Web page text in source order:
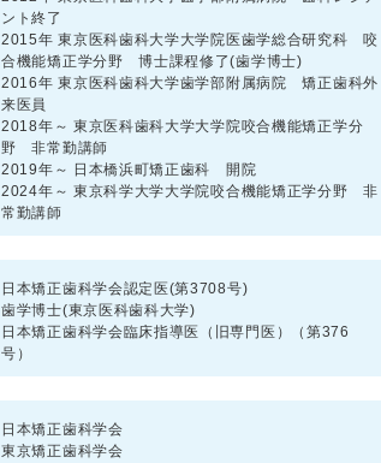
ント終了
2015年 東京医科歯科大学大学院医歯学総合研究科 咬
合機能矯正学分野 博士課程修了(歯学博士)
2016年 東京医科歯科大学歯学部附属病院 矯正歯科外
来医員
2018年～ 東京医科歯科大学大学院咬合機能矯正学分
野 非常勤講師
2019年～ 日本橋浜町矯正歯科 開院
2024年～ 東京科学大学大学院咬合機能矯正学分野 非
常勤講師
日本矯正歯科学会認定医(第3708号)
歯学博士(東京医科歯科大学)
日本矯正歯科学会臨床指導医（旧専門医）（第376
号）
日本矯正歯科学会
東京矯正歯科学会